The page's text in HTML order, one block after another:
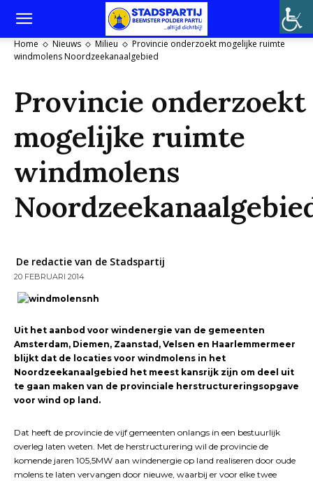
Home Nieuws Milieu
Provincie onderzoekt mogelijke ruimte
windmolens Noordzeekanaalgebied
Provincie onderzoekt
mogelijke ruimte
windmolens
De redactie van de Stadspartij
20 FEBRUARI 2014
Uit het aanbod voor windenergie van de gemeenten
Amsterdam, Diemen, Zaanstad, Velsen en Haarlemmermeer
blijkt dat de locaties voor windmolens in het
Noordzeekanaalgebied het meest kansrijk zijn om deel uit
te gaan maken van de provinciale herstructureringsopgave
voor wind op land.
Dat heeft de provincie de vijf gemeenten onlangs in een bestuurlijk
overleg laten weten. Met de herstructurering wil de provincie de
komende jaren 105,5MW aan windenergie op land realiseren door oude
molens te laten vervangen door nieuwe, waarbij er voor elke twee